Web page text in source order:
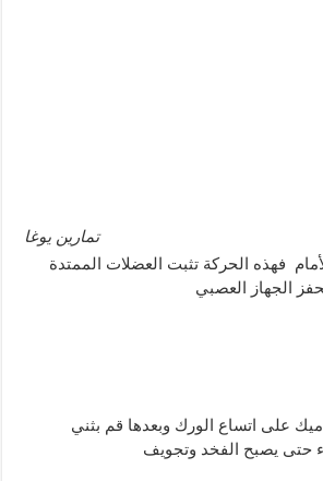
تمارين يوغا
فهذه الحركة تثبت العضلات الممتدة
الجهاز العصبي
على اتساع الورك وبعدها قم بثني
حتى يصبح الفخد وتجويف